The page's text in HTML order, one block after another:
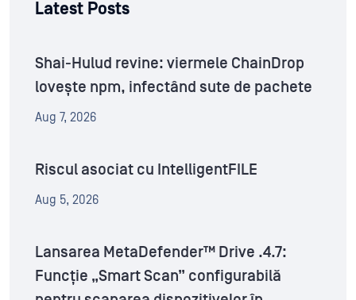
Latest Posts
Shai-Hulud revine: viermele ChainDrop
lovește npm, infectând sute de pachete
Aug 7, 2026
Riscul asociat cu IntelligentFILE
Aug 5, 2026
Lansarea MetaDefender™ Drive .4.7:
Funcție „Smart Scan” configurabilă